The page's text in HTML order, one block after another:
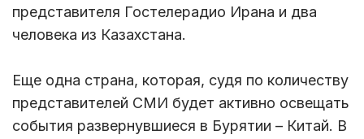
представителя Гостелерадио Ирана и два
человека из Казахстана.
Еще одна страна, которая, судя по количеству
представителей СМИ будет активно освещать
события развернувшиеся в Бурятии – Китай. В